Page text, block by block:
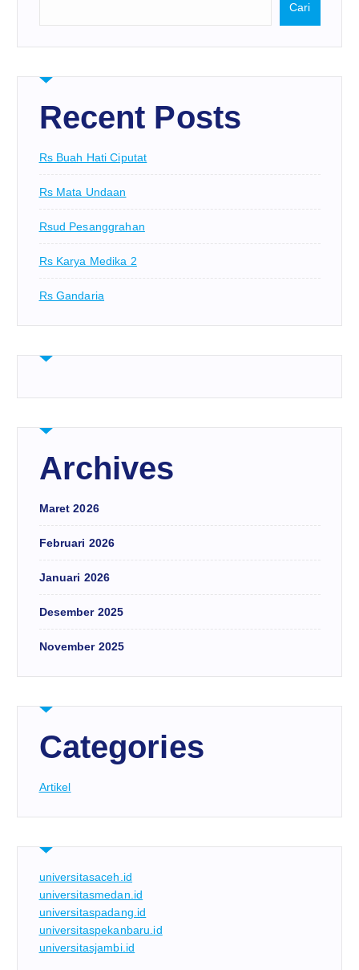
Cari
Recent Posts
Rs Buah Hati Ciputat
Rs Mata Undaan
Rsud Pesanggrahan
Rs Karya Medika 2
Rs Gandaria
Archives
Maret 2026
Februari 2026
Januari 2026
Desember 2025
November 2025
Categories
Artikel
universitasaceh.id
universitasmedan.id
universitaspadang.id
universitaspekanbaru.id
universitasjambi.id